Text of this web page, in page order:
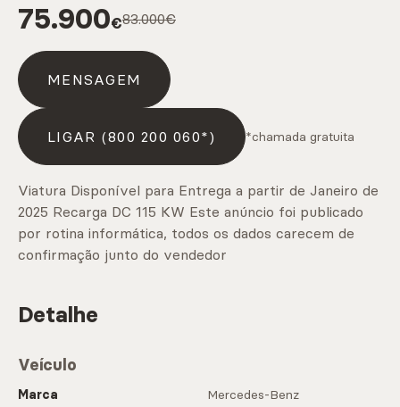
75.900€83.000€
MENSAGEM
LIGAR (800 200 060*) *chamada gratuita
Viatura Disponível para Entrega a partir de Janeiro de
2025 Recarga DC 115 KW Este anúncio foi publicado
por rotina informática, todos os dados carecem de
confirmação junto do vendedor
Detalhe
Veículo
Marca
Mercedes-Benz
Serviços
CARREGAR MAIS